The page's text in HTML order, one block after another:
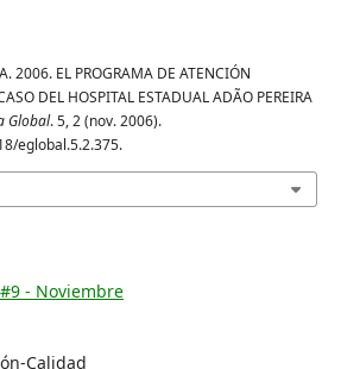
2006. EL PROGRAMA DE ATENCIÓN
DEL HOSPITAL ESTADUAL ADÃO PEREIRA
Global. 5, 2 (nov. 2006).
eglobal.5.2.375.
- Noviembre
Calidad